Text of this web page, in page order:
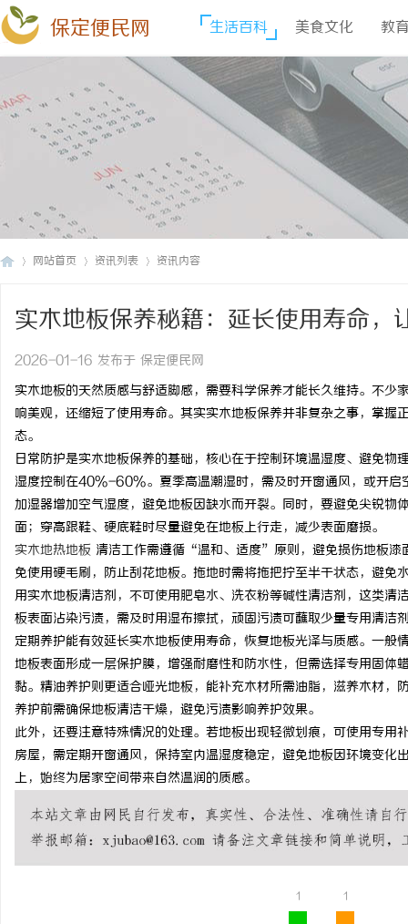
保定便民网 生活百科 美食文化 教
网站首页 资讯列表 资讯内容
实木地板保养秘籍：延长使用寿命，
2026-01-16 发布于 保定便民网
实木地板的天然质感与舒适脚感，需要科学保养才能长久维持。不
响美观，还缩短了使用寿命。其实实木地板保养并非复杂之事，掌
态。
日常防护是实木地板保养的基础，核心在于控制环境温湿度、避免
湿度控制在40%-60%。夏季高温潮湿时，需及时开窗通风，或开启
加湿器增加空气湿度，避免地板因缺水而开裂。同时，要避免尖锐
面；穿高跟鞋、硬底鞋时尽量避免在地板上行走，减少表面磨损。
实木地热地板 清洁工作需遵循“温和、适度”原则，避免损伤地板漆
免使用硬毛刷，防止刮花地板。拖地时需将拖把拧至半干状态，避
用实木地板清洁剂，不可使用肥皂水、洗衣粉等碱性清洁剂，这类
板表面沾染污渍，需及时用湿布擦拭，顽固污渍可蘸取少量专用清洁
定期养护能有效延长实木地板使用寿命，恢复地板光泽与质感。一
地板表面形成一层保护膜，增强耐磨性和防水性，但需选择专用固
黏。精油养护则更适合哑光地板，能补充木材所需油脂，滋养木材
养护前需确保地板清洁干燥，避免污渍影响养护效果。
此外，还要注意特殊情况的处理。若地板出现轻微划痕，可使用专
房屋，需定期开窗通风，保持室内温湿度稳定，避免地板因环境变
上，始终为居家空间带来自然温润的质感。
1 1
2026年哈尔滨弘祥消防